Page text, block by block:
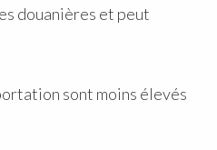
douanières et peut
sont moins élevés